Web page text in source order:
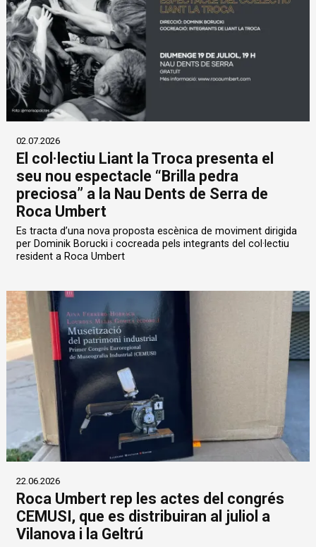
02.07.2026
El col·lectiu Liant la Troca presenta el
seu nou espectacle “Brilla pedra
preciosa” a la Nau Dents de Serra de
Roca Umbert
Es tracta d’una nova proposta escènica de moviment dirigida
per Dominik Borucki i cocreada pels integrants del col·lectiu
resident a Roca Umbert
22.06.2026
Roca Umbert rep les actes del congrés
CEMUSI, que es distribuiran al juliol a
Vilanova i la Geltrú